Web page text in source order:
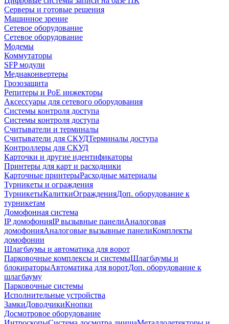
Серверы и готовые решения
Машинное зрение
Сетевое оборудование
Сетевое оборудование
Модемы
Коммутаторы
SFP модули
Медиаконвертеры
Грозозащита
Репитеры и PoE инжекторы
Аксессуары для сетевого оборудования
Системы контроля доступа
Системы контроля доступа
Считыватели и терминалы
Считыватели для СКУДТерминалы доступа
Контроллеры для СКУД
Карточки и другие идентификаторы
Принтеры для карт и расходники
Карточные принтерыРасходные материалы
Турникеты и ограждения
ТурникетыКалиткиОгражденияДоп. оборудование к
турникетам
Домофонная система
IP домофонияIP вызывные панелиАналоговая
домофонияАналоговые вызывные панелиКомплекты
домофонии
Шлагбаумы и автоматика для ворот
Парковочные комплексы и системыШлагбаумы и
блокираторыАвтоматика для воротДоп. оборудование к
шлагбауму
Парковочные системы
Исполнительные устройства
ЗамкиДоводчикиКнопки
Досмотровое оборудование